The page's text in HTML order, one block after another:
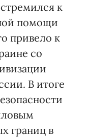
к
помощи
привело к
со
В итоге
границ в